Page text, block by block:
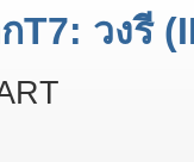
T7: วงรี